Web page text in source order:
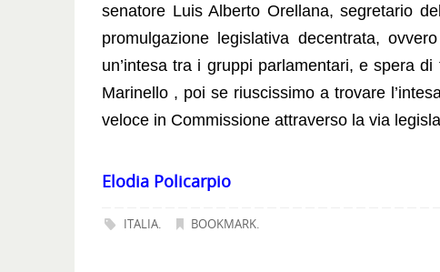
senatore Luis Alberto Orellana, segretario
promulgazione legislativa decentrata,
un’intesa tra i gruppi parlamentari, e spera
Marinello , poi se riuscissimo a trovare
veloce in Commissione attraverso la via
Elodia Policarpio
ITALIA. BOOKMARK.